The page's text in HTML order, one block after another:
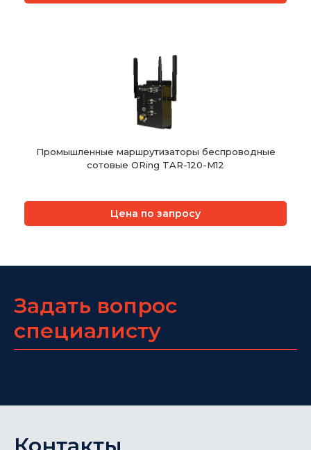
Промышленные маршрутизаторы беспроводные
сотовые ORing TAR-120-M12
Цена по запросу
Задать вопрос
специалисту